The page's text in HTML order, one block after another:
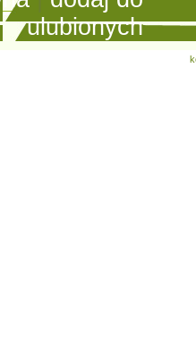
ulubionych